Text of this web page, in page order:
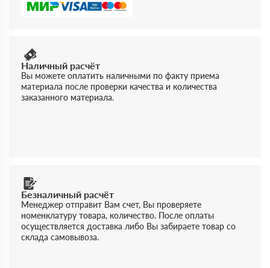
Наличный расчёт
Вы можете оплатить наличными по факту приема
материала после проверки качества и количества
заказанного материала.
Безналичный расчёт
Менеджер отправит Вам счет, Вы проверяете
номенклатуру товара, количество. После оплаты
осуществляется доставка либо Вы забираете товар со
склада самовывоза.